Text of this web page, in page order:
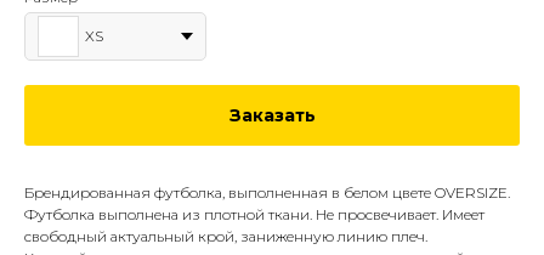
XS
Заказать
Брендированная футболка, выполненная в белом цвете OVERSIZE.
Футболка выполнена из плотной ткани. Не просвечивает. Имеет
свободный актуальный крой, заниженную линию плеч.